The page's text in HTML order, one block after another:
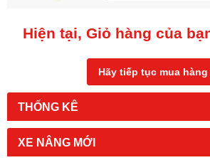
THỐNG KÊ
XE NÂNG MỚI
Hiện tại, Giỏ hàng của
Hãy tiếp tục mua